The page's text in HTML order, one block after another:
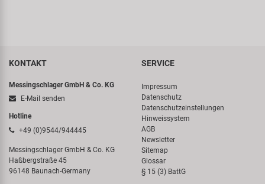
KONTAKT
Messingschlager GmbH & Co. KG
E-Mail senden
Hotline
+49 (0)9544/944445
Messingschlager GmbH & Co. KG
Haßbergstraße 45
96148 Baunach-Germany
SERVICE
Impressum
Datenschutz
Datenschutzeinstellungen
Hinweissystem
AGB
Newsletter
Sitemap
Glossar
§ 15 (3) BattG